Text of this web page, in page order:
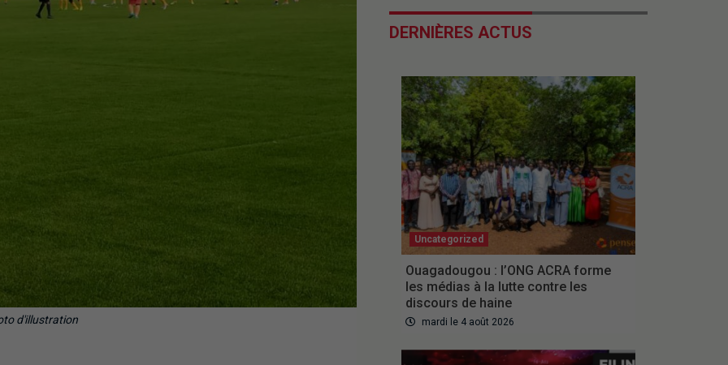
d'illustration
DERNIÈRES ACTUS
Uncategorized
Ouagadougou : l’ONG ACRA forme
les médias à la lutte contre les
discours de haine
mardi le 4 août 2026